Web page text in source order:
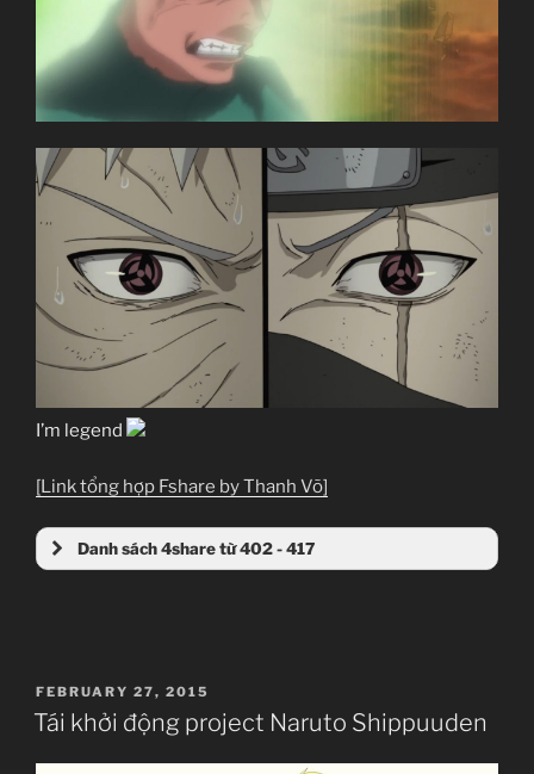
I’m legend
[Link tổng hợp Fshare by Thanh Võ]
Danh sách 4share từ 402 - 417
POSTED
ON
FEBRUARY 27, 2015
Tái khởi động project Naruto Shippuuden